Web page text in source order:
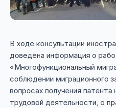
В ходе консультации
доведена информация о
«Многофункциональный
соблюдении миграционного
вопросах получения
трудовой деятельности, о